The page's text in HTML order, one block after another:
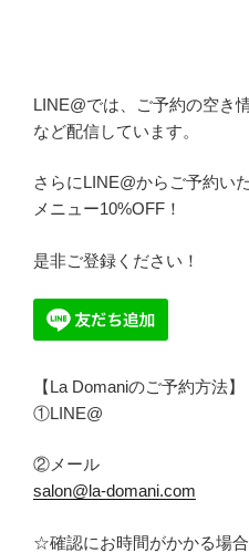
LINE@では、ご予約の空き
など配信しています。
さらにLINE@からご予約い
メニュー10%OFF！
是非ご登録ください！
【La Domaniのご予約方法】
①LINE@
②メール
salon@la-domani.com
☆確認にお時間がかかる場合